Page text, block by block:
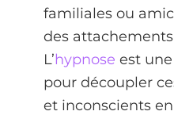
familiales ou
des
L’hypnose est
pour découpler
et inconscients